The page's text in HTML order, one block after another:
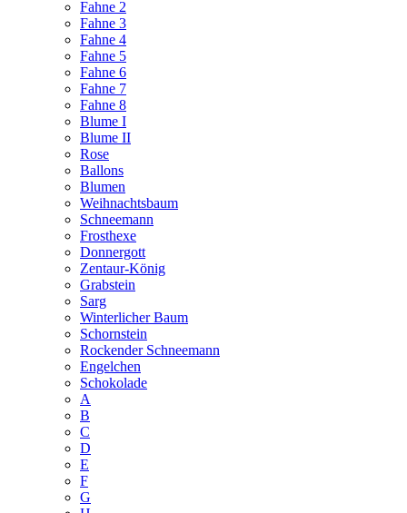
Fahne 2
Fahne 3
Fahne 4
Fahne 5
Fahne 6
Fahne 7
Fahne 8
Blume I
Blume II
Rose
Ballons
Blumen
Weihnachtsbaum
Schneemann
Frosthexe
Donnergott
Zentaur-König
Grabstein
Sarg
Winterlicher Baum
Schornstein
Rockender Schneemann
Engelchen
Schokolade
A
B
C
D
E
F
G